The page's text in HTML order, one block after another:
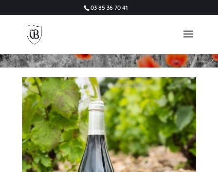
03 85 36 70 41